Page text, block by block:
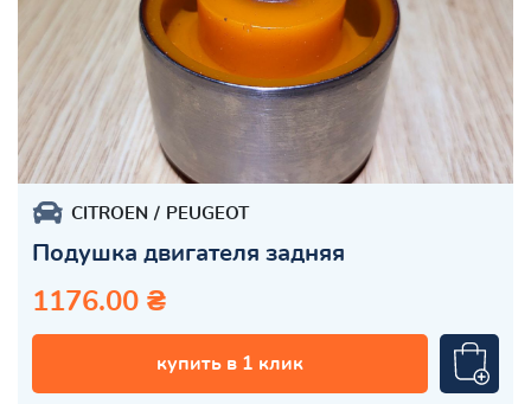
CITROEN PEUGEOT
Подушка двигателя задняя
1176.00 ₴
купить в 1 клик